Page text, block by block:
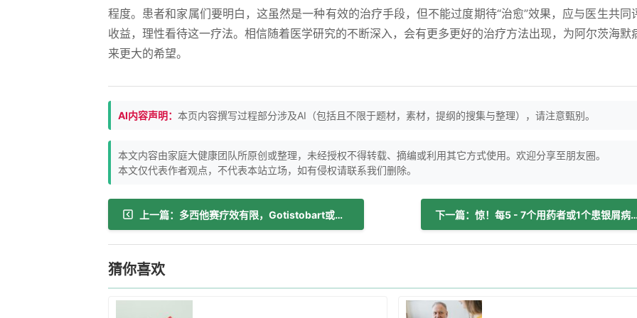
程度。患者和家属们要明白，这虽然是一种有效的治疗手段，但不能过度期待“治愈”效果，应与医生共同
收益，理性看待这一疗法。相信随着医学研究的不断深入，会有更多更好的治疗方法出现，为阿尔茨海默
来更大的希望。
AI内容声明： 本页内容撰写过程部分涉及AI（包括且不限于题材，素材，提纲的搜集与整理），请注意甄别。
本文内容由家庭大健康团队所原创或整理，未经授权不得转载、摘编或利用其它方式使用。欢迎分享至朋友圈。
本文仅代表作者观点，不代表本站立场，如有侵权请联系我们删除。
上一篇：多西他赛疗效有限，Gotistobart或成肺癌治疗新希望！ 下一篇：惊！每5 - 7个用药者或1
猜你喜欢